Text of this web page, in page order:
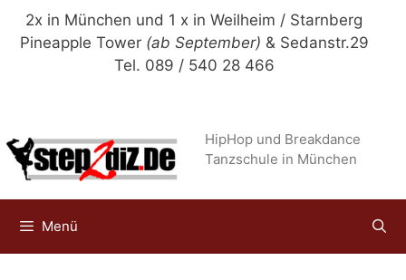
Zum
Inhalt
2x in München und 1 x in Weilheim / Starnberg
Pineapple Tower (ab September) & Sedanstr.29
Tel. 089 / 540 28 466
HipHop und Breakdance
Tanzschule in München
Menü